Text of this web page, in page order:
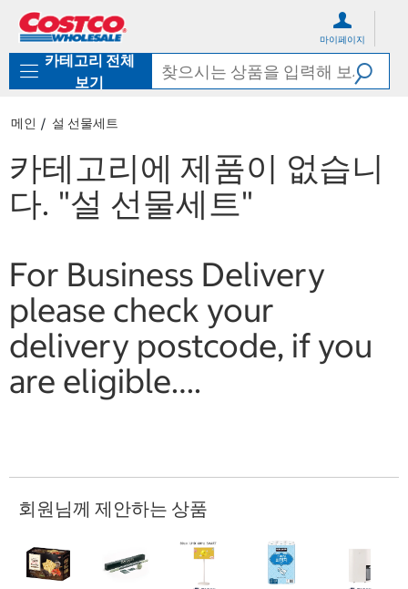
로
기
가
마이페이지
카테고리 전체
보기
메인 설 선물세트
카테고리에 제품이 없습니
다. "설 선물세트"
For Business Delivery
please check your
delivery postcode, if you
are eligible….
회원님께 제안하는 상품